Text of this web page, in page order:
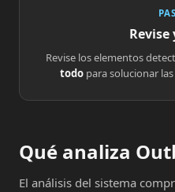
Revise
Revise los elementos
todo para solucionar
Qué analiza
El análisis del sistema